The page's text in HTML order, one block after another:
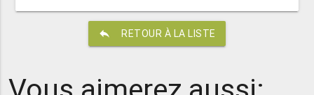
reply RETOUR À LA LISTE